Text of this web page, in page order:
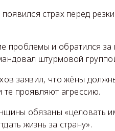
страх перед
проблемы и обратился
штурмовой
заявил, что жёны
проявляют агрессию.
обязаны «целовать
жизнь за страну».